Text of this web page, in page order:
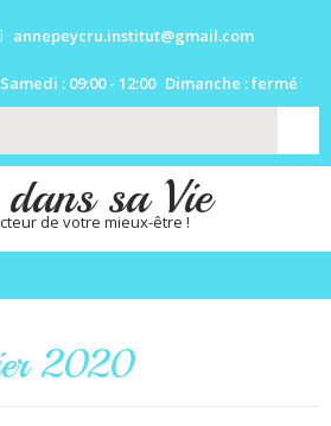
annepeycru.institut@gmail.com
Samedi : 09:00 - 12:00 Dimanche : fermé
sa Vie
de votre mieux-être !
2020